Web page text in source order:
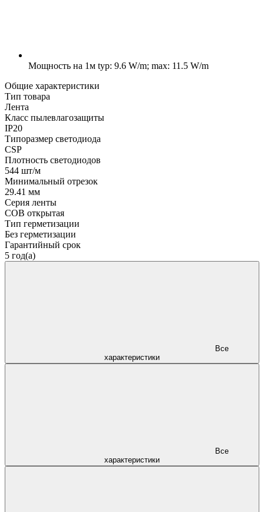
Мощность на 1м typ: 9.6 W/m; max: 11.5 W/m
Общие характеристики
Тип товара
Лента
Класс пылевлагозащиты
IP20
Типоразмер светодиода
CSP
Плотность светодиодов
544 шт/м
Минимальный отрезок
29.41 мм
Серия ленты
COB открытая
Тип герметизации
Без герметизации
Гарантийный срок
5 год(а)
характеристики
характеристики